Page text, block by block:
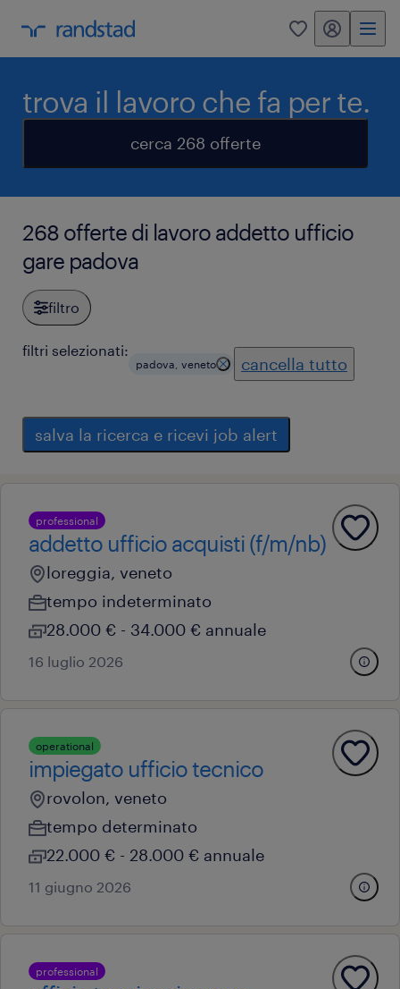
0 my randstad
trova il lavoro che fa per te.
cerca 268 offerte
268 offerte di lavoro addetto ufficio
gare padova
filtro
filtri selezionati:
padova, veneto cancella tutto
salva la ricerca e ricevi job alert
professional
addetto ufficio acquisti (f/m/nb)
loreggia, veneto
tempo indeterminato
28.000 € - 34.000 € annuale
16 luglio 2026
operational
impiegato ufficio tecnico
rovolon, veneto
tempo determinato
22.000 € - 28.000 € annuale
11 giugno 2026
professional